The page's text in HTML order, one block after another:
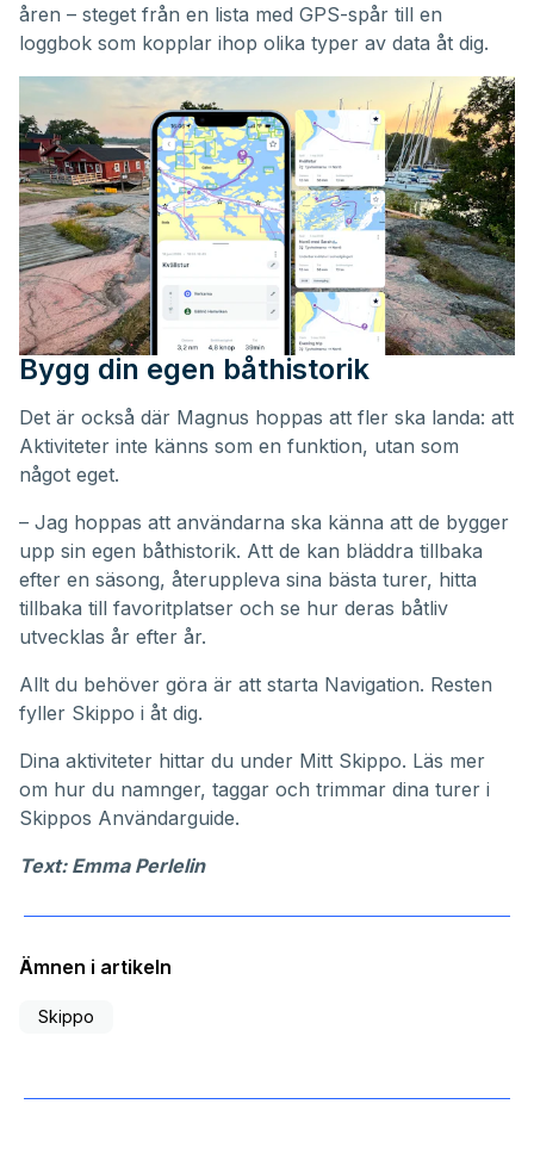
åren – steget från en lista med GPS-spår till en
loggbok som kopplar ihop olika typer av data åt dig.
Bygg din egen båthistorik
Det är också där Magnus hoppas att fler ska landa: att
Aktiviteter inte känns som en funktion, utan som
något eget.
– Jag hoppas att användarna ska känna att de bygger
upp sin egen båthistorik. Att de kan bläddra tillbaka
efter en säsong, återuppleva sina bästa turer, hitta
tillbaka till favoritplatser och se hur deras båtliv
utvecklas år efter år.
Allt du behöver göra är att starta Navigation. Resten
fyller Skippo i åt dig.
Dina aktiviteter hittar du under Mitt Skippo. Läs mer
om hur du namnger, taggar och trimmar dina turer i
Skippos Användarguide.
Text: Emma Perlelin
Ämnen i artikeln
Skippo